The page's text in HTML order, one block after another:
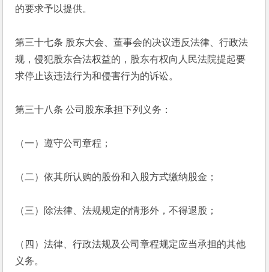
的要求予以提供。
第三十七条 股东大会、董事会的决议违反法律、行政法
规，侵犯股东合法权益的，股东有权向人民法院提起要
求停止该违法行为和侵害行为的诉讼。
第三十八条 公司股东承担下列义务：
（一）遵守公司章程；
（二）依其所认购的股份和入股方式缴纳股金；
（三）除法律、法规规定的情形外，不得退股；
（四）法律、行政法规及公司章程规定应当承担的其他
义务。